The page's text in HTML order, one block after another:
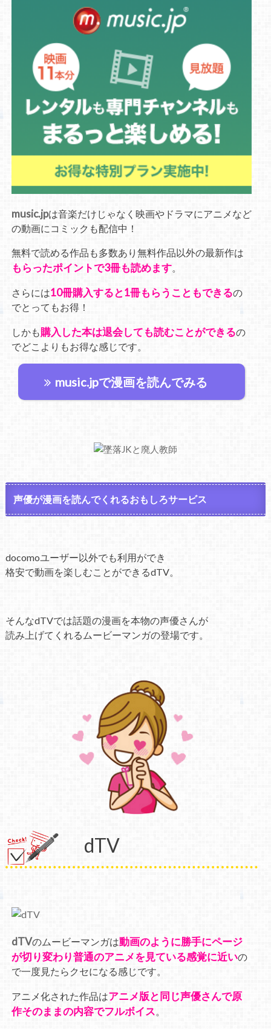
music.jpは音楽だけじゃなく映画やドラマにアニメなど
の動画にコミックも配信中！
無料で読める作品も多数あり無料作品以外の最新作は
もらったポイントで3冊も読めます。
さらには10冊購入すると1冊もらうこともできるの
でとってもお得！
しかも購入した本は退会しても読むことができるの
でどこよりもお得な感じです。
music.jpで漫画を読んでみる
声優が漫画を読んでくれるおもしろサービス
docomoユーザー以外でも利用ができ
格安で動画を楽しむことができるdTV。
そんなdTVでは話題の漫画を本物の声優さんが
読み上げてくれるムービーマンガの登場です。
dTV
dTVのムービーマンガは動画のように勝手にページ
が切り変わり普通のアニメを見ている感覚に近いの
で一度見たらクセになる感じです。
アニメ化された作品はアニメ版と同じ声優さんで原
作そのままの内容でフルボイス。